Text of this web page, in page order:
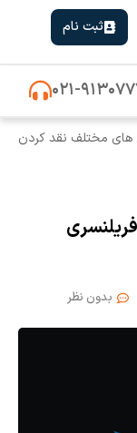
ثبت نام
۹۱۳۰۷۷۷۷
مختلف نقد کردن
بدون نظر